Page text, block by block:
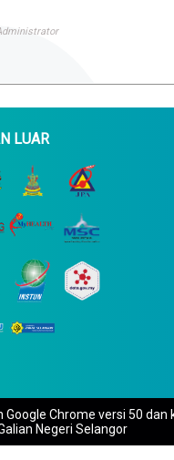
LUAR
Chrome versi 50
Negeri Selangor